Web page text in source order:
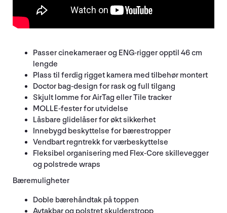
Passer cinekameraer og ENG-rigger opptil 46 cm
lengde
Plass til ferdig rigget kamera med tilbehør montert
Doctor bag-design for rask og full tilgang
Skjult lomme for AirTag eller Tile tracker
MOLLE-fester for utvidelse
Låsbare glidelåser for økt sikkerhet
Innebygd beskyttelse for bærestropper
Vendbart regntrekk for værbeskyttelse
Fleksibel organisering med Flex-Core skillevegger
og polstrede wraps
Bæremuligheter
Doble bærehåndtak på toppen